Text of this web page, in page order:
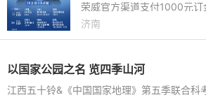
荣威官方渠道支付1000元订
金融礼、焕新礼、增购礼、
济南
以国家公园之名 览四季山河
江西五十铃&《中国国家地理》第五季联合科